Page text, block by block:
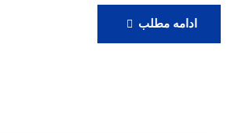
ادامه مطلبرزرو
ویزیت